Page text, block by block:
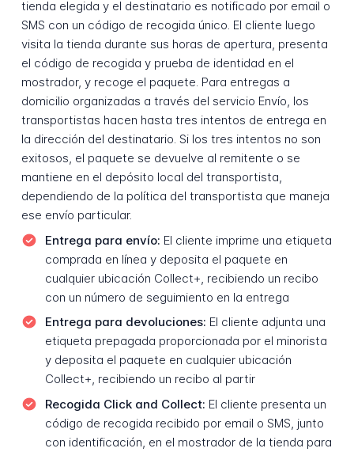
tienda elegida y el destinatario es notificado por email o
SMS con un código de recogida único. El cliente luego
visita la tienda durante sus horas de apertura, presenta
el código de recogida y prueba de identidad en el
mostrador, y recoge el paquete. Para entregas a
domicilio organizadas a través del servicio Envío, los
transportistas hacen hasta tres intentos de entrega en
la dirección del destinatario. Si los tres intentos no son
exitosos, el paquete se devuelve al remitente o se
mantiene en el depósito local del transportista,
dependiendo de la política del transportista que maneja
ese envío particular.
Entrega para envío: El cliente imprime una etiqueta
comprada en línea y deposita el paquete en
cualquier ubicación Collect+, recibiendo un recibo
con un número de seguimiento en la entrega
Entrega para devoluciones: El cliente adjunta una
etiqueta prepagada proporcionada por el minorista
y deposita el paquete en cualquier ubicación
Collect+, recibiendo un recibo al partir
Recogida Click and Collect: El cliente presenta un
código de recogida recibido por email o SMS, junto
con identificación, en el mostrador de la tienda para